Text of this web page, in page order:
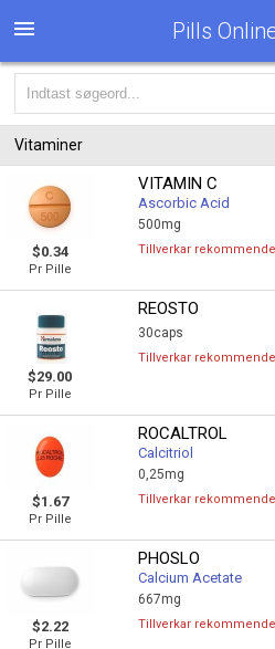
Pills
Vitaminer
$0.34
Pr Pille
VITAMIN C
Ascorbic Acid
500mg
Tillverkar
$29.00
Pr Pille
REOSTO
30caps
Tillverkar
$1.67
Pr Pille
ROCALTROL
Calcitriol
0,25mg
Tillverkar
$2.22
Pr Pille
PHOSLO
Calcium Acetate
667mg
Tillverkar